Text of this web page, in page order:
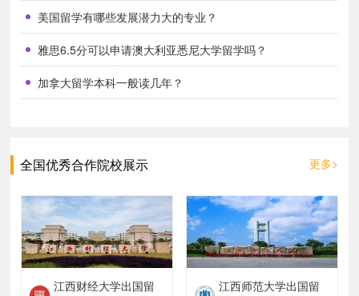
美国留学有哪些发展潜力大的专业？
雅思6.5分可以申请澳大利亚悉尼大学留学吗？
加拿大留学本科一般读几年？
全国优秀合作院校展示 更多>
江西财经大学出国留
江西师范大学出国留